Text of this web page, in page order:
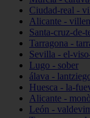
Ciudad-real -
Alicante -
Santa-cruz-de-
Tarragona -
Sevilla - el-
Lugo - sober
álava -
Huesca - la-
Alicante -
León -